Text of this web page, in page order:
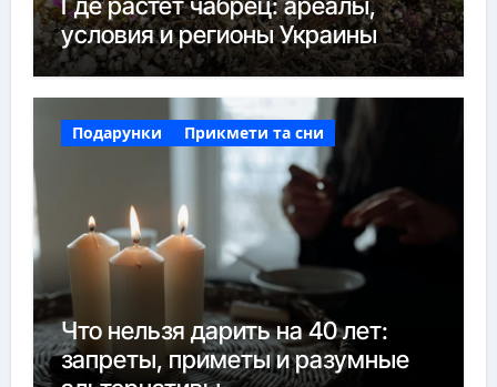
условия и регионы Украины
Подарунки Прикмети та сни
Что нельзя дарить на 40 лет:
запреты, приметы и разумные